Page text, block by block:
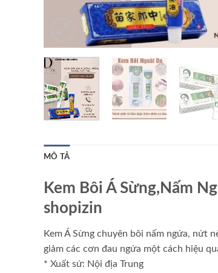
MÔ TẢ
Kem Bôi Á Sừng,Nấm
shopizin
Kem Á Sừng chuyên bôi nấm ngứa, nứt
giảm các cơn đau ngứa một cách hiệu
* Xuất sứ: Nội địa Trung